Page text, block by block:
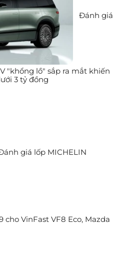
Đánh giá
"khổng lồ" sắp ra mắt khiến
3 tỷ đồng
giá lốp MICHELIN
cho VinFast VF8 Eco, Mazda